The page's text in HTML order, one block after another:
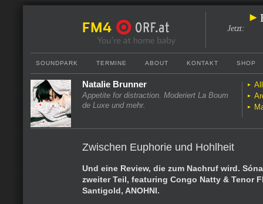
Jetzt:
SOUNDPARK TERMINE ABOUT KONTAKT SHOP
Natalie Brunner
Appetite for distraction. Moderiert La Boum
de Luxe und mehr.
Zwischen Euphorie und Hohlheit
Und eine Review, die zum Nachruf wird.
zweiter Teil, featuring Congo Natty & Tenor
Santigold, ANOHNI.